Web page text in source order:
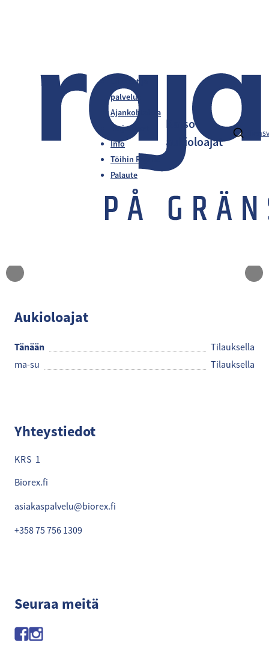
Liikkeet ja
palvelut
Ajankohtaista
Tarjoukset
Info
Töihin Rajalle
Palaute
en
Katso
aukioloajat
Aukioloajat
Tänään
Tilauksella
ma-su
Tilauksella
Yhteystiedot
KRS 1
Biorex.fi
asiakaspalvelu@biorex.fi
+358 75 756 1309
Seuraa meitä